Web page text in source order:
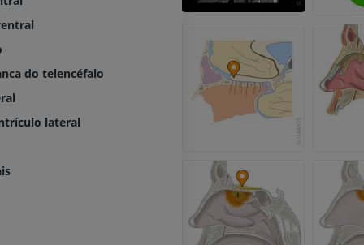
do telencéfalo
lateral
Radiografias
PREMIUM
IRM do joelho
IRM
PREMIUM
Artrografia do
IRM do
retropé
IRM